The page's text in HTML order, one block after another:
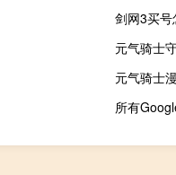
剑网3买号
元气骑士
元气骑士
所有